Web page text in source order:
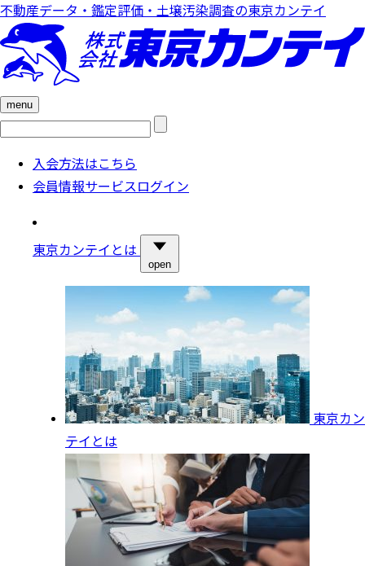
不動産データ・鑑定評価・土壌汚染調査の東京カンテイ
menu
検
入会方法はこちら
会員情報サービスログイン
東京カンテイとは
open
東京カン
テイとは